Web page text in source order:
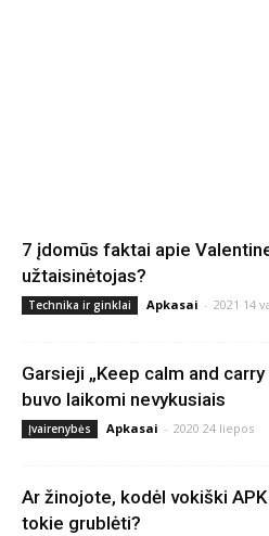
7 įdomūs faktai apie
užtaisinėtojas?
Technika ir ginklai Apkasai - 2021 14
Garsieji „Keep calm and
buvo laikomi nevykusiais
Įvairenybės Apkasai - 2020 24 liepos
Ar žinojote, kodėl vokiški
tokie grublėti?